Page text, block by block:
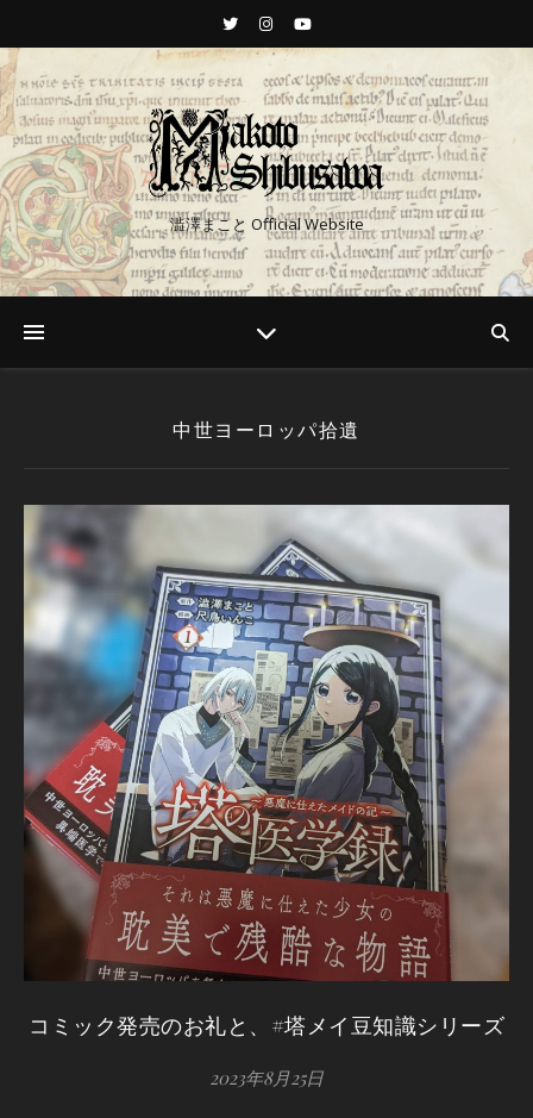
澁澤まこと Official Website
中世ヨーロッパ拾遺
コミック発売のお礼と、#塔メイ豆知識シリーズ
2023年8月25日